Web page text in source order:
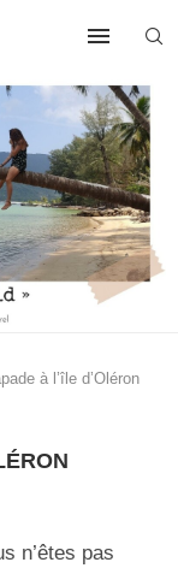
à l’île d’Oléron
n’êtes pas